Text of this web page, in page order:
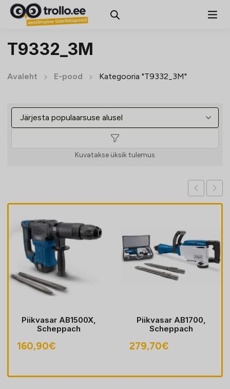
T9332_3M
Avaleht E-pood Kategooria "T9332_3M"
Kuvatakse üksik tulemus
Piikvasar AB1500X,
Scheppach
160,90€
Piikvasar AB1700,
Scheppach
279,70€